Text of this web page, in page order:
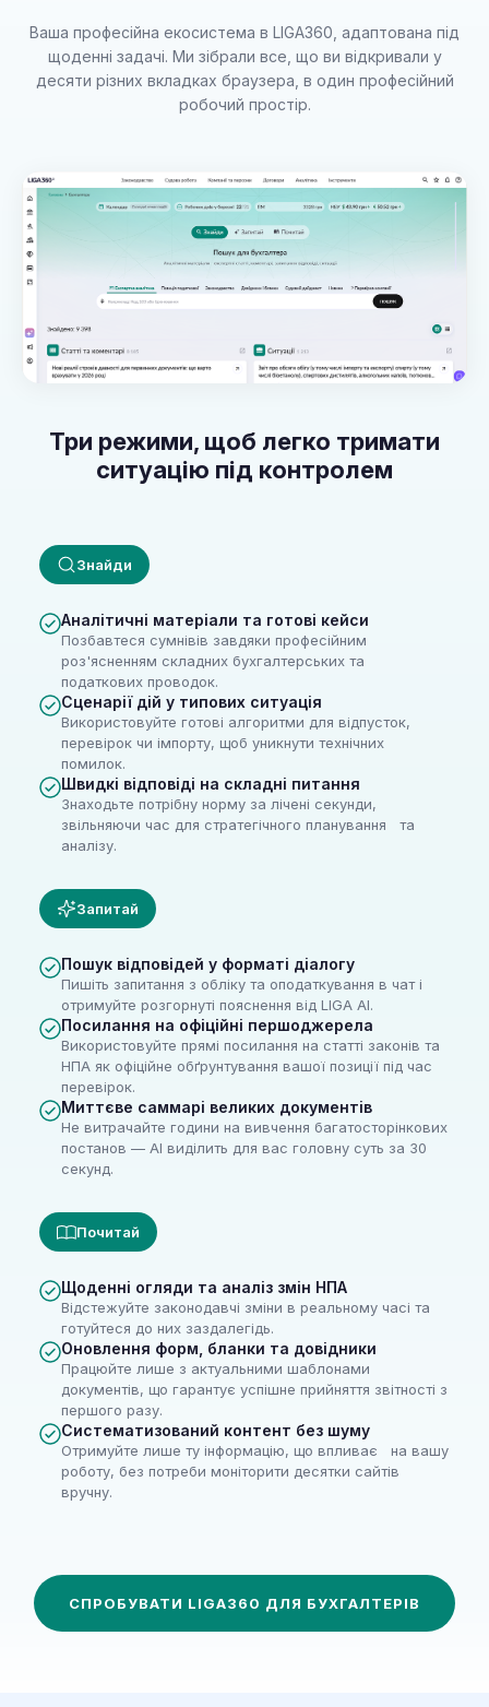
Ваша професійна екосистема в LIGA360, адаптована під
щоденні задачі. Ми зібрали все, що ви відкривали у
десяти різних вкладках браузера, в один професійний
робочий простір.
Три режими, щоб легко тримати
ситуацію під контролем
Знайди
Аналітичні матеріали та готові кейси
Позбавтеся сумнівів завдяки професійним
роз'ясненням складних бухгалтерських та
податкових проводок.
Сценарії дій у типових ситуація
Використовуйте готові алгоритми для відпусток,
перевірок чи імпорту, щоб уникнути технічних
помилок.
Швидкі відповіді на складні питання
Знаходьте потрібну норму за лічені секунди,
звільняючи час для стратегічного планування та
аналізу.
Запитай
Пошук відповідей у форматі діалогу
Пишіть запитання з обліку та оподаткування в чат і
отримуйте розгорнуті пояснення від LIGA AI.
Посилання на офіційні першоджерела
Використовуйте прямі посилання на статті законів та
НПА як офіційне обґрунтування вашої позиції під час
перевірок.
Миттєве саммарі великих документів
Не витрачайте години на вивчення багатосторінкових
постанов — AI виділить для вас головну суть за 30
секунд.
Почитай
Щоденні огляди та аналіз змін НПА
Відстежуйте законодавчі зміни в реальному часі та
готуйтеся до них заздалегідь.
Оновлення форм, бланки та довідники
Працюйте лише з актуальними шаблонами
документів, що гарантує успішне прийняття звітності з
першого разу.
Систематизований контент без шуму
Отримуйте лише ту інформацію, що впливає на вашу
роботу, без потреби моніторити десятки сайтів
вручну.
СПРОБУВАТИ LIGA360 ДЛЯ БУХГАЛТЕРІВ